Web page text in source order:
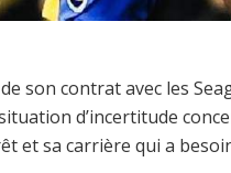
son contrat avec les
d’incertitude
et sa carrière qui a